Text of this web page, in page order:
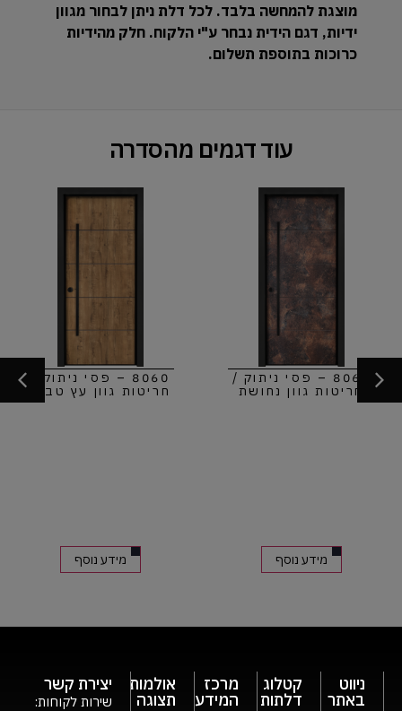
מוצגת להמחשה בלבד. לכל דלת ניתן לבחור מגוון
ידיות, דגם הידית נבחר ע"י הלקוח. חלק מהידיות
כרוכות בתוספת תשלום.
עוד דגמים מהסדרה
8060 – פסי ניתוק /
חריטות גוון נחושת
מידע נוסף
8060 – פסי ניתוק /
חריטות גוון עץ טבעי
מידע נוסף
ניווט
באתר
קטלוג
דלתות
מרכז
המידע
אולמות
תצוגה
יצירת קשר
שירות לקוחות: